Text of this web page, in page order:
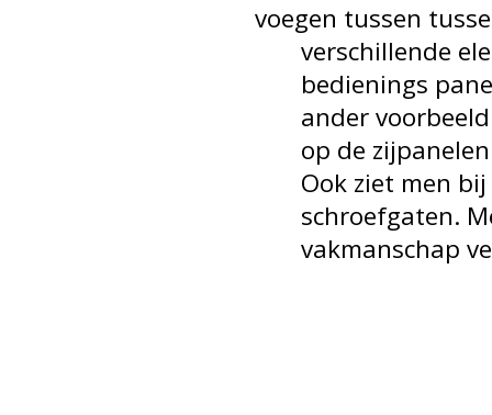
voegen tussen
verschillende
bedienings
ander voorbeeld
op de zijpanelen
Ook ziet men bij
schroefgaten.
vakmanschap